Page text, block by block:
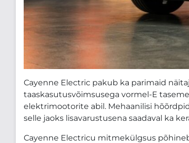
Cayenne Electric pakub ka parimaid
taaskasutusvõimsusega vormel-E
elektrimootorite abil. Mehaanilisi
selle jaoks lisavarustusena saadaval ka
Cayenne Electricu mitmekülgsus